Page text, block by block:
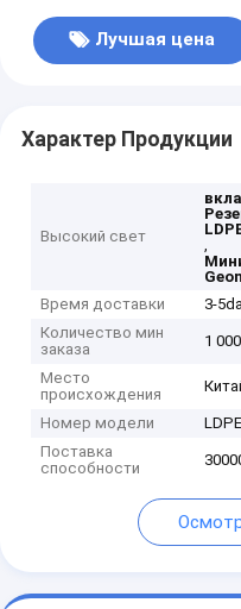
Лучшая цена
Характер Продукции
Высокий свет
,
Время доставки
3-
Количество мин
заказа
1
Место
происхождения
Номер модели
LDPE
Поставка
способности